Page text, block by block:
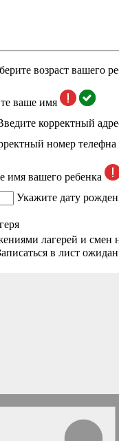
возраст вашего
ваше имя
корректный
номер телефна
имя вашего ребенка
Укажите дату
лагерей и смен
в лист